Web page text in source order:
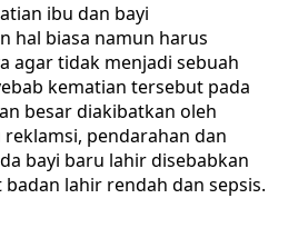
ibu dan bayi
hal biasa namun harus
agar tidak menjadi sebuah
kematian tersebut pada
besar diakibatkan oleh
pendarahan dan
bayi baru lahir disebabkan
lahir rendah dan sepsis.